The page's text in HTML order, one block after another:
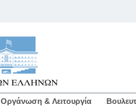
Οργάνωση & Λειτουργία